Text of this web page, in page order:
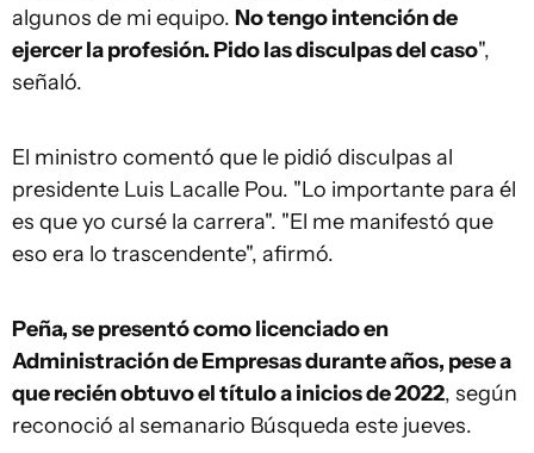
algunos de mi equipo. No tengo intención de
ejercer la profesión. Pido las disculpas del caso",
señaló.
El ministro comentó que le pidió disculpas al
presidente Luis Lacalle Pou. "Lo importante para él
es que yo cursé la carrera". "El me manifestó que
eso era lo trascendente", afirmó.
Peña, se presentó como licenciado en
Administración de Empresas durante años, pese a
que recién obtuvo el título a inicios de 2022, según
reconoció al semanario Búsqueda este jueves.